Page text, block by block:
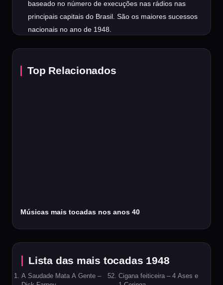
baseado no número de execuções nas rádios nas
principais capitais do Brasil. São os maiores sucessos
nacionais no ano de 1948.
Lista das mais tocadas 1948
A Saudade Mata A Gente –
Cigana feiticeira – 4 Ases e
Top Relacionados
Músicas mais tocadas nos anos 40